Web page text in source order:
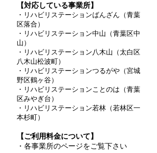
【対応している事業所】
・リハビリステーションばんざん（青葉
区落合）
・リハビリステーション中山（青葉区中
山）
・リハビリステーション八木山（太白区
八木山松波町）
・リハビリステーションつるがや（宮城
野区鶴ヶ谷）
・リハビリステーションことのは（青葉
区みやぎ台）
​・リハビリステーション若林（若林区一
本杉町）
【ご利用料金について】
・各事業所のページをご覧下さい